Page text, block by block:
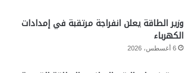
وزير الطاقة يعلن انفراجة مرتقبة في إمدادات
الكهرباء
6 أغسطس، 2026